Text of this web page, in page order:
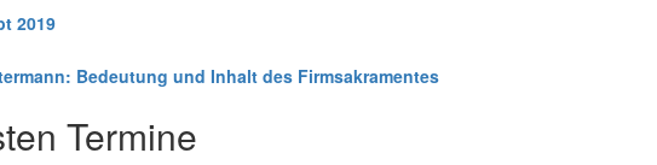
2019
Bedeutung und Inhalt des Firmsakramentes
Termine